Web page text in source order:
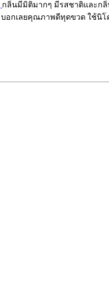
กลิ่นมีมิติมากๆ มีรสชาติและก
บอกเลยคุณภาพดีทุดขวด ใช้นิ